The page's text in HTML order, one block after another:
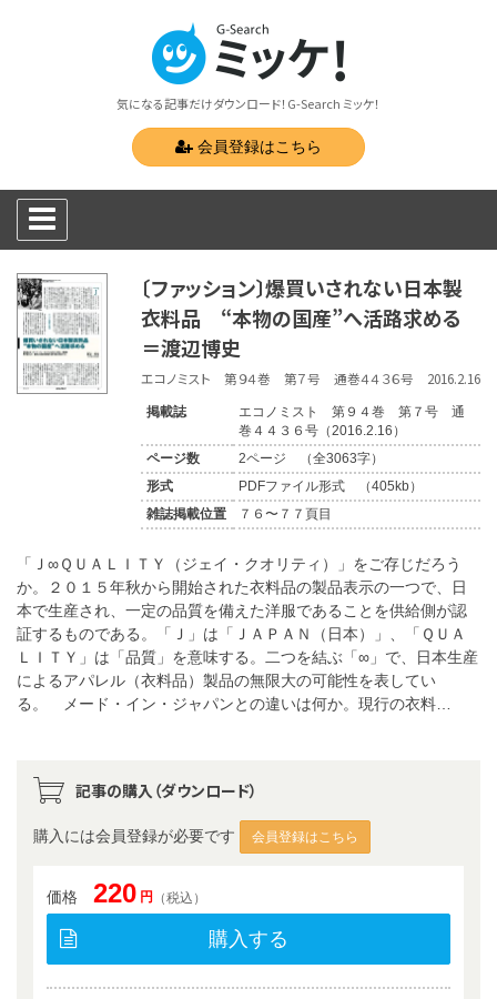
気になる記事だけダウンロード！G-Search ミッケ！
会員登録はこちら
〔ファッション〕爆買いされない日本製
衣料品 “本物の国産”へ活路求める
＝渡辺博史
エコノミスト 第９４巻 第７号 通巻４４３６号 2016.2.16
掲載誌
エコノミスト 第９４巻 第７号 通
巻４４３６号（2016.2.16）
ページ数
2ページ （全3063字）
形式
PDFファイル形式 （405kb）
雑誌掲載位置
７６〜７７頁目
「Ｊ∞ＱＵＡＬＩＴＹ（ジェイ・クオリティ）」をご存じだろう
か。２０１５年秋から開始された衣料品の製品表示の一つで、日
本で生産され、一定の品質を備えた洋服であることを供給側が認
証するものである。「Ｊ」は「ＪＡＰＡＮ（日本）」、「ＱＵＡ
ＬＩＴＹ」は「品質」を意味する。二つを結ぶ「∞」で、日本生産
によるアパレル（衣料品）製品の無限大の可能性を表してい
る。 メード・イン・ジャパンとの違いは何か。現行の衣料…
記事の購入（ダウンロード）
購入には会員登録が必要です 会員登録はこちら
価格 220 円 （税込）
購入する